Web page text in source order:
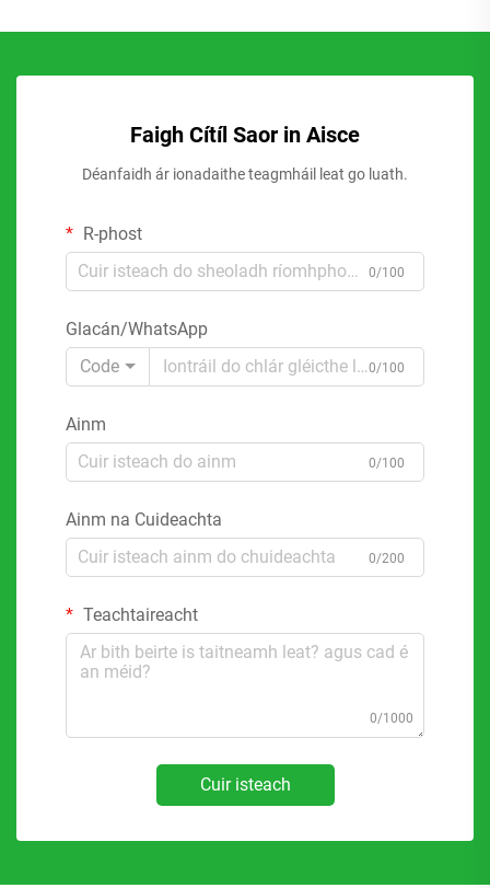
Faigh Cítíl Saor in Aisce
Déanfaidh ár ionadaithe teagmháil leat go luath.
R-phost
0/100
Glacán/WhatsApp
Code
0/100
Ainm
0/100
Ainm na Cuideachta
0/200
Teachtaireacht
0/1000
Cuir isteach